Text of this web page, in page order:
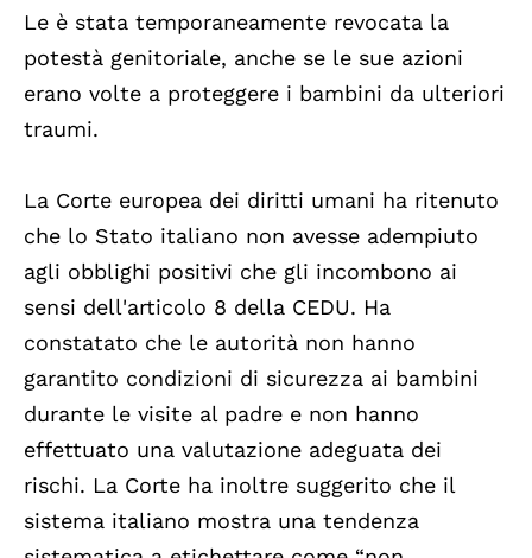
Le è stata temporaneamente revocata la
potestà genitoriale, anche se le sue azioni
erano volte a proteggere i bambini da ulteriori
traumi.
La Corte europea dei diritti umani ha ritenuto
che lo Stato italiano non avesse adempiuto
agli obblighi positivi che gli incombono ai
sensi dell'articolo 8 della CEDU. Ha
constatato che le autorità non hanno
garantito condizioni di sicurezza ai bambini
durante le visite al padre e non hanno
effettuato una valutazione adeguata dei
rischi. La Corte ha inoltre suggerito che il
sistema italiano mostra una tendenza